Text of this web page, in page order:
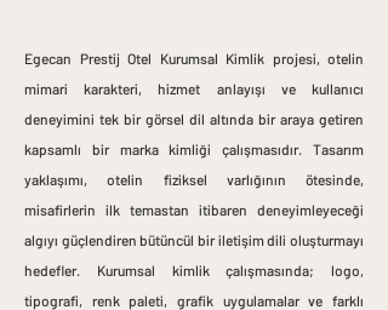
Egecan Prestij Otel Kurumsal Kimlik projesi, otelin
mimari karakteri, hizmet anlayışı ve kullanıcı
deneyimini tek bir görsel dil altında bir araya getiren
kapsamlı bir marka kimliği çalışmasıdır. Tasarım
yaklaşımı, otelin fiziksel varlığının ötesinde,
misafirlerin ilk temastan itibaren deneyimleyeceği
algıyı güçlendiren bütüncül bir iletişim dili oluşturmayı
hedefler. Kurumsal kimlik çalışmasında; logo,
tipografi, renk paleti, grafik uygulamalar ve farklı